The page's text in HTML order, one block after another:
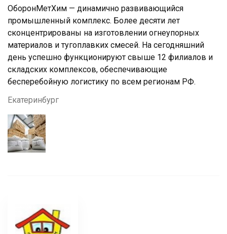
ОборонМетХим — динамично развивающийся
промышленный комплекс. Более десяти лет
сконцентрированы на изготовлении огнеупорных
материалов и тугоплавких смесей. На сегодняшний
день успешно функционируют свыше 12 филиалов и
складских комплексов, обеспечивающие
бесперебойную логистику по всем регионам РФ.
Екатеринбург